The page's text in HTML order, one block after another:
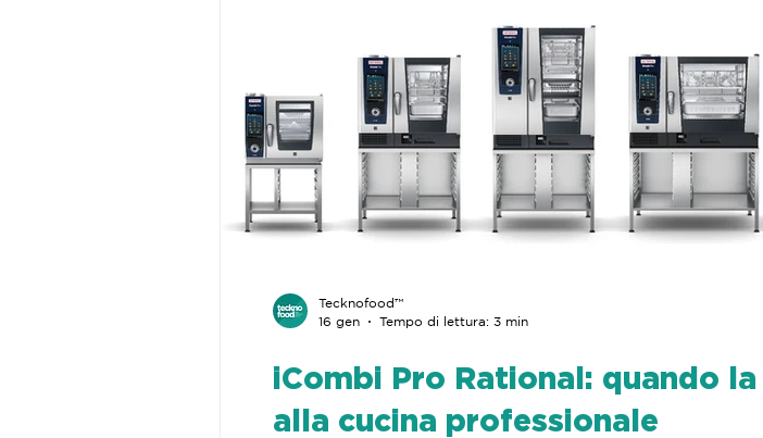
iCombi Pro Rational: quando
alla cucina professionale
Tecknofood™
16 gen
Tempo di lettura: 3 min